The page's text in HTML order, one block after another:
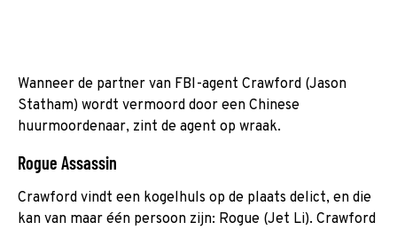
Wanneer de partner van FBI-agent Crawford (Jason
Statham) wordt vermoord door een Chinese
huurmoordenaar, zint de agent op wraak.
Rogue Assassin
Crawford vindt een kogelhuls op de plaats delict, en die
kan van maar één persoon zijn: Rogue (Jet Li). Crawford